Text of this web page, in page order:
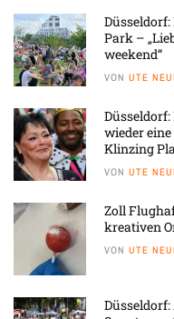
Park –
weekend“
VON UTE
wieder
Klinzing
VON UTE
Zoll
kreativen
VON UTE